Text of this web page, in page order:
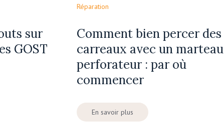
sur
GOST
Réparation
Comment bien percer des
carreaux avec un marteau
perforateur : par où
commencer
En savoir plus